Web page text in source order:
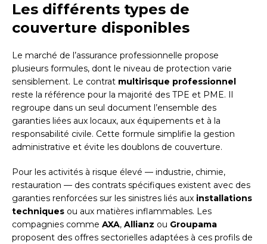
Les différents types de
couverture disponibles
Le marché de l’assurance professionnelle propose
plusieurs formules, dont le niveau de protection varie
sensiblement. Le contrat multirisque professionnel
reste la référence pour la majorité des TPE et PME. Il
regroupe dans un seul document l’ensemble des
garanties liées aux locaux, aux équipements et à la
responsabilité civile. Cette formule simplifie la gestion
administrative et évite les doublons de couverture.
Pour les activités à risque élevé — industrie, chimie,
restauration — des contrats spécifiques existent avec des
garanties renforcées sur les sinistres liés aux installations
techniques ou aux matières inflammables. Les
compagnies comme AXA, Allianz ou Groupama
proposent des offres sectorielles adaptées à ces profils de